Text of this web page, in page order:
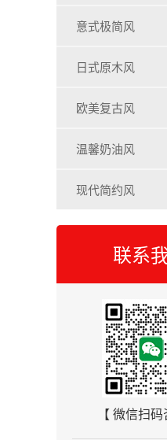
意式极简风
日式原木风
欧美复古风
温馨奶油风
现代简约风
联系
【 微信扫码